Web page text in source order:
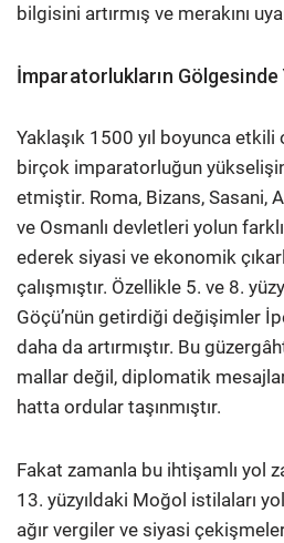
bilgisini artırmış ve merakını
İmparatorlukların
Yaklaşık 1500 yıl boyunca
birçok imparatorluğun
etmiştir. Roma, Bizans, Sasani,
ve Osmanlı devletleri yolun farklı
ederek siyasi ve ekonomik
çalışmıştır. Özellikle 5. ve 8.
Göçü’nün getirdiği değişimler
daha da artırmıştır. Bu
mallar değil, diplomatik
hatta ordular taşınmıştır.
Fakat zamanla bu ihtişamlı yol
13. yüzyıldaki Moğol istilaları
ağır vergiler ve siyasi